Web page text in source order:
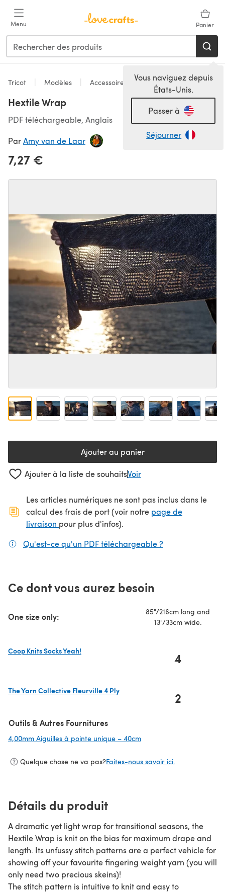
Menu Panier
Vous naviguez depuis
États-Unis.
Passer à
Séjourner
Tricot Modèles Accessoires
Hextile Wrap
PDF téléchargeable, Anglais
ParAmy van de Laar
7,27 €
Ajouter au panier
Ajouter à la liste de souhaitsVoir
Les articles numériques ne sont pas inclus dans le
calcul des frais de port (voir notre page de
livraison (s'ouvre dans un nouvel onglet)
pour plus d'infos).
Qu'est-ce qu'un PDF téléchargeable ?
Ce dont vous aurez besoin
One size only:
85"/216cm long and
13"/33cm wide.
Coop Knits Socks Yeah!
4
The Yarn Collective Fleurville 4 Ply
2
Outils & Autres Fournitures
4,00mm Aiguilles à pointe unique – 40cm
Quelque chose ne va pas?Faites-nous savoir ici.
Détails du produit
A dramatic yet light wrap for transitional seasons, the
Hextile Wrap is knit on the bias for maximum drape and
length. Its unfussy stitch patterns are a perfect vehicle for
showing off your favourite fingering weight yarn (you will
only need two precious skeins)!
The stitch pattern is intuitive to knit and easy to